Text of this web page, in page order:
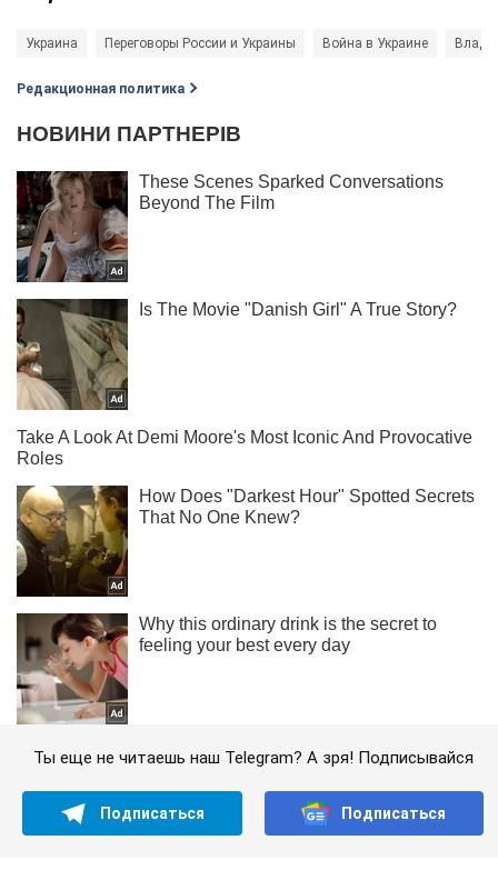
Украина Переговоры России и Украины Война в Украине
Редакционная политика
Ты еще не читаешь наш Telegram? А зря! Подписывайся
Подписаться Подписаться